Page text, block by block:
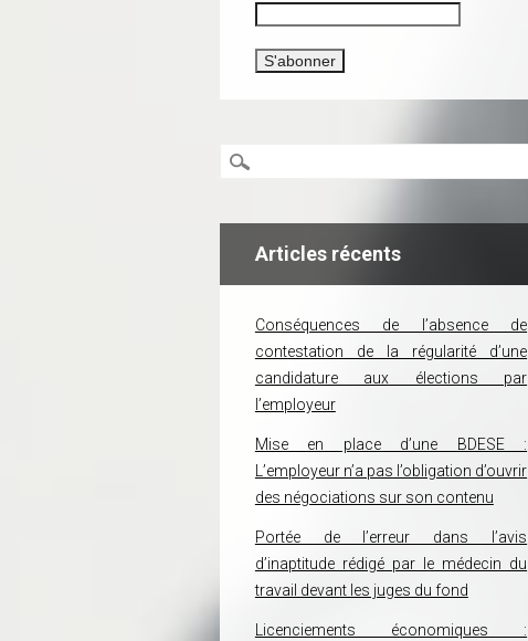
Articles récents
Conséquences de l’absence de
contestation de la régularité d’une
candidature aux élections par
l’employeur
Mise en place d’une BDESE :
L’employeur n’a pas l’obligation d’ouvrir
des négociations sur son contenu
Portée de l’erreur dans l’avis
d’inaptitude rédigé par le médecin du
travail devant les juges du fond
Licenciements économiques :